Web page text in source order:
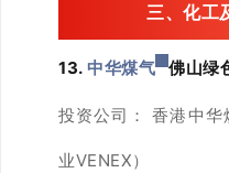
三、化工
13.中华煤气 佛山绿
投资公司： 香港中华
业VENEX）